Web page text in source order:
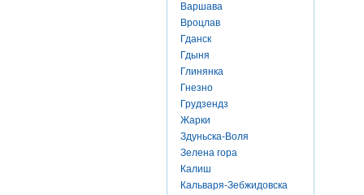
Варшава
Вроцлав
Гданск
Гдыня
Глинянка
Гнезно
Грудзендз
Жарки
Здуньска-Воля
Зелена гора
Калиш
Кальваря-Зебжидовска